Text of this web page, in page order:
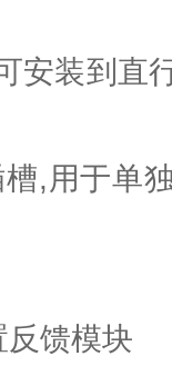
安装到直
,用于单
馈模块